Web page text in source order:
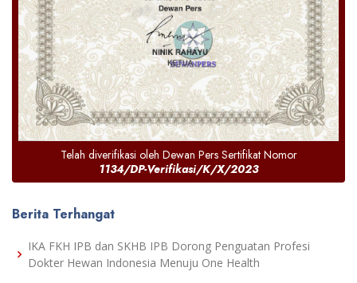
Telah diverifikasi oleh Dewan Pers Sertifikat Nomor
1134/DP-Verifikasi/K/X/2023
Berita Terhangat
IKA FKH IPB dan SKHB IPB Dorong Penguatan Profesi
Dokter Hewan Indonesia Menuju One Health